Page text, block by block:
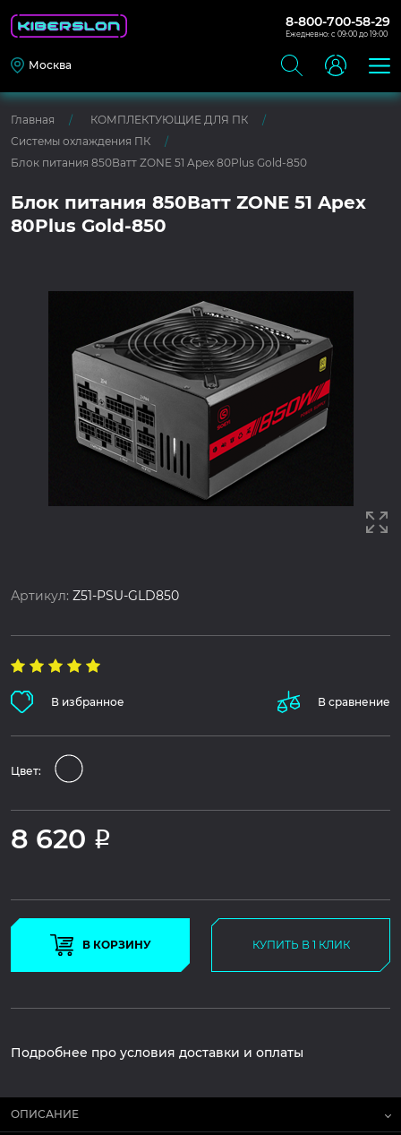
8-800-700-58-29
Ежедневно: с 09:00 до 19:00
Москва
Главная
КОМПЛЕКТУЮЩИЕ ДЛЯ ПК
Системы охлаждения ПК
Блок питания 850Ватт ZONE 51 Apex 80Plus Gold-850
Блок питания 850Ватт ZONE 51 Apex
80Plus Gold-850
Артикул:Z51-PSU-GLD850
В избранное В сравнение
Цвет:
8 620 Р
В КОРЗИНУ КУПИТЬ В 1 КЛИК
Подробнее про условия доставки и оплаты
ОПИСАНИЕ